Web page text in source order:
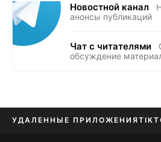
Новостной канал
анонсы публикаций
Чат с читателями
обсуждение
УДАЛЕННЫЕ ПРИЛОЖЕНИЯ